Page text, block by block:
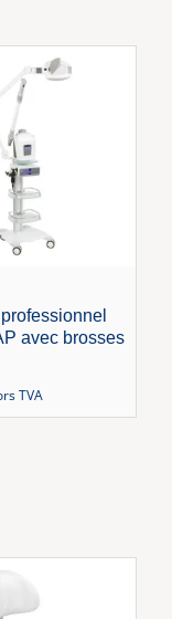
avec brosses
TVA